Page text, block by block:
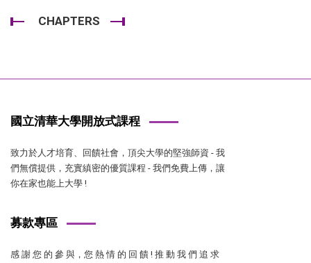
CHAPTERS
國立清華大學開放式課程
致力於人才培育、回饋社會，頂尖大學的堅強師資 - 我
們無償提供，充實縝密的優質課程 - 我們免費上傳，讓
你在家也能上大學 !
募款專區
感 謝 您 的 參 與，您 熱 情 的 回 饋 ! 推 動 我 們 追 求